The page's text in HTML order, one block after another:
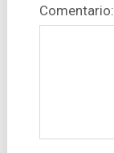
Comentario: